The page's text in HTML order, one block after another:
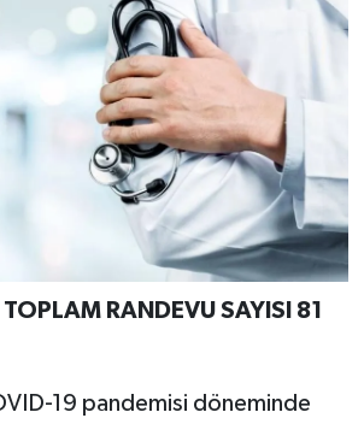
RANDEVU SAYISI 81
19 pandemisi döneminde